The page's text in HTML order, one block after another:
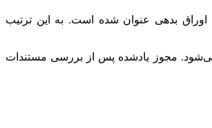
بدهی عنوان شده است. به این ترتیب
می‌شود. مجوز یادشده پس از بررسی مستندات